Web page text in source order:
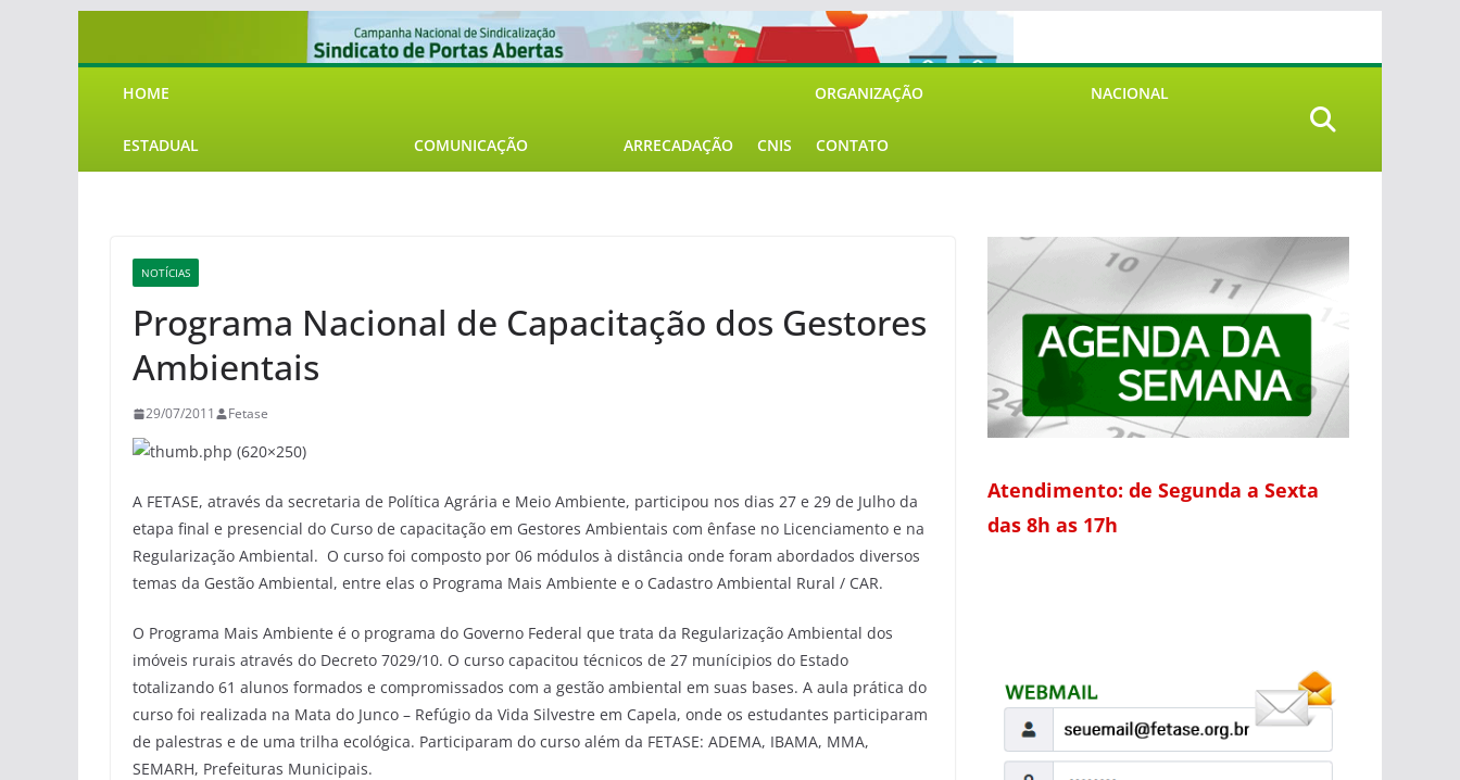
HOME ORGANIZAÇÃO NACIONAL
ESTADUAL COMUNICAÇÃO ARRECADAÇÃO CNIS CONTATO
NOTÍCIAS
Programa Nacional de Capacitação dos Gestores
Ambientais
29/07/2011 Fetase
A FETASE, através da secretaria de Política Agrária e Meio Ambiente, participou nos dias 27 e 29 de Julho da
etapa final e presencial do Curso de capacitação em Gestores Ambientais com ênfase no Licenciamento e na
Regularização Ambiental. O curso foi composto por 06 módulos à distância onde foram abordados diversos
temas da Gestão Ambiental, entre elas o Programa Mais Ambiente e o Cadastro Ambiental Rural / CAR.
O Programa Mais Ambiente é o programa do Governo Federal que trata da Regularização Ambiental dos
imóveis rurais através do Decreto 7029/10. O curso capacitou técnicos de 27 munícipios do Estado
totalizando 61 alunos formados e compromissados com a gestão ambiental em suas bases. A aula prática do
curso foi realizada na Mata do Junco – Refúgio da Vida Silvestre em Capela, onde os estudantes participaram
de palestras e de uma trilha ecológica. Participaram do curso além da FETASE: ADEMA, IBAMA, MMA,
SEMARH, Prefeituras Municipais.
Atendimento: de Segunda a Sexta
das 8h as 17h